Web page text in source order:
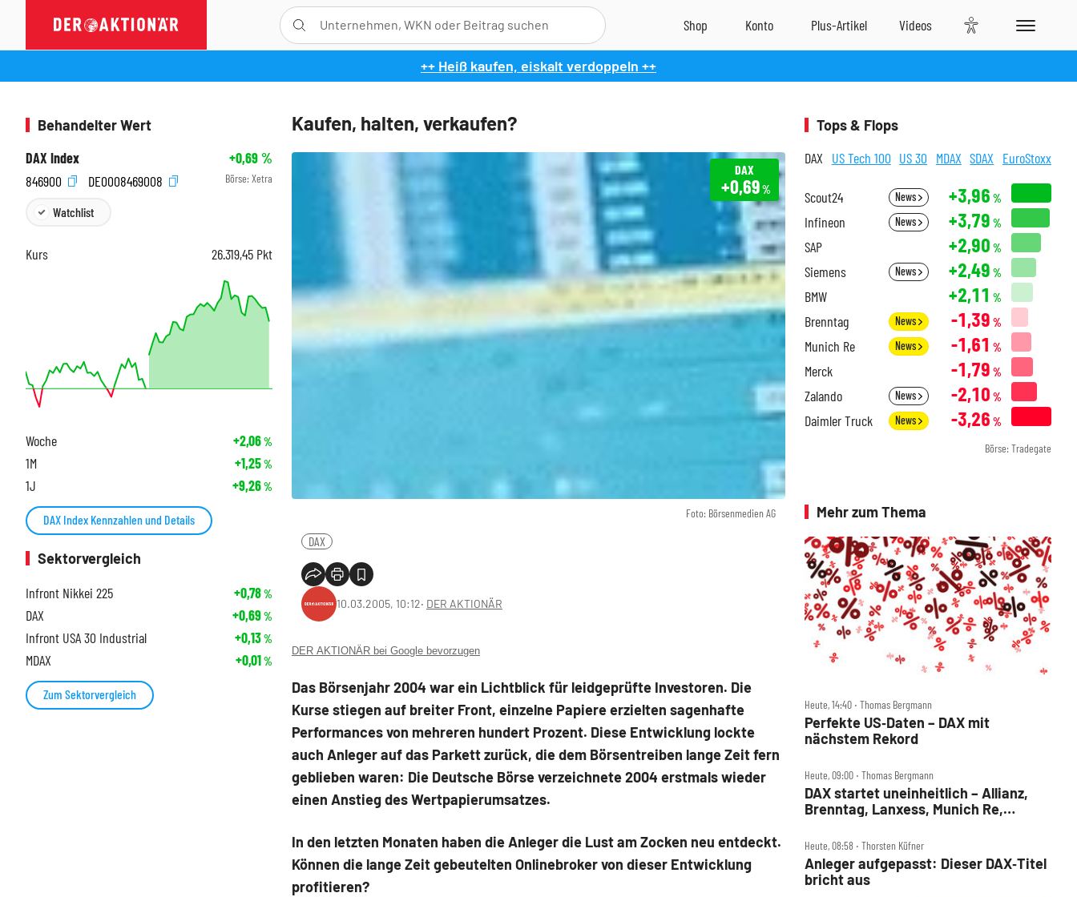
++ Heiß kaufen, eiskalt verdoppeln ++
Kaufen, halten, verkaufen?
Foto: Börsenmedien AG
DAX
+0,69%
DAX
10.03.2005, 10:12‧ DER AKTIONÄR
DER AKTIONÄR bei Google bevorzugen
Das Börsenjahr 2004 war ein Lichtblick für leidgeprüfte Investoren. Die
Kurse stiegen auf breiter Front, einzelne Papiere erzielten sagenhafte
Performances von mehreren hundert Prozent. Diese Entwicklung lockte
auch Anleger auf das Parkett zurück, die dem Börsentreiben lange Zeit fern
geblieben waren: Die Deutsche Börse verzeichnete 2004 erstmals wieder
einen Anstieg des Wertpapierumsatzes.
In den letzten Monaten haben die Anleger die Lust am Zocken neu entdeckt.
Können die lange Zeit gebeutelten Onlinebroker von dieser Entwicklung
profitieren?
Behandelter Wert
DAX Index
+0,69%
846900
DE0008469008 Börse: Xetra
Watchlist
Kurs 26.319,45 Pkt
Woche +2,06%
1M +1,25%
1J +9,26%
DAX Index Kennzahlen und Details
Sektorvergleich
Infront Nikkei 225
+0,78%
DAX +0,69%
Infront USA 30 Industrial +0,13%
MDAX +0,01%
Zum Sektorvergleich
Tops & Flops
DAX US Tech 100 US 30 MDAX SDAX EuroStoxx
Scout24 News +3,96 %
Infineon News +3,79 %
SAP +2,90 %
Siemens News +2,49 %
BMW +2,11 %
Brenntag News -1,39 %
Munich Re News -1,61 %
Merck -1,79 %
Zalando News -2,10 %
Daimler Truck News -3,26 %
Börse: Tradegate
Mehr zum Thema
Heute, 14:40 ‧ Thomas Bergmann
Perfekte US‑Daten – DAX mit
nächstem Rekord
Heute, 09:00 ‧ Thomas Bergmann
DAX startet uneinheitlich – Allianz,
Brenntag, Lanxess, Munich Re,
Heute, 08:58 ‧ Thorsten Küfner
Anleger aufgepasst: Dieser DAX‑Titel
bricht aus